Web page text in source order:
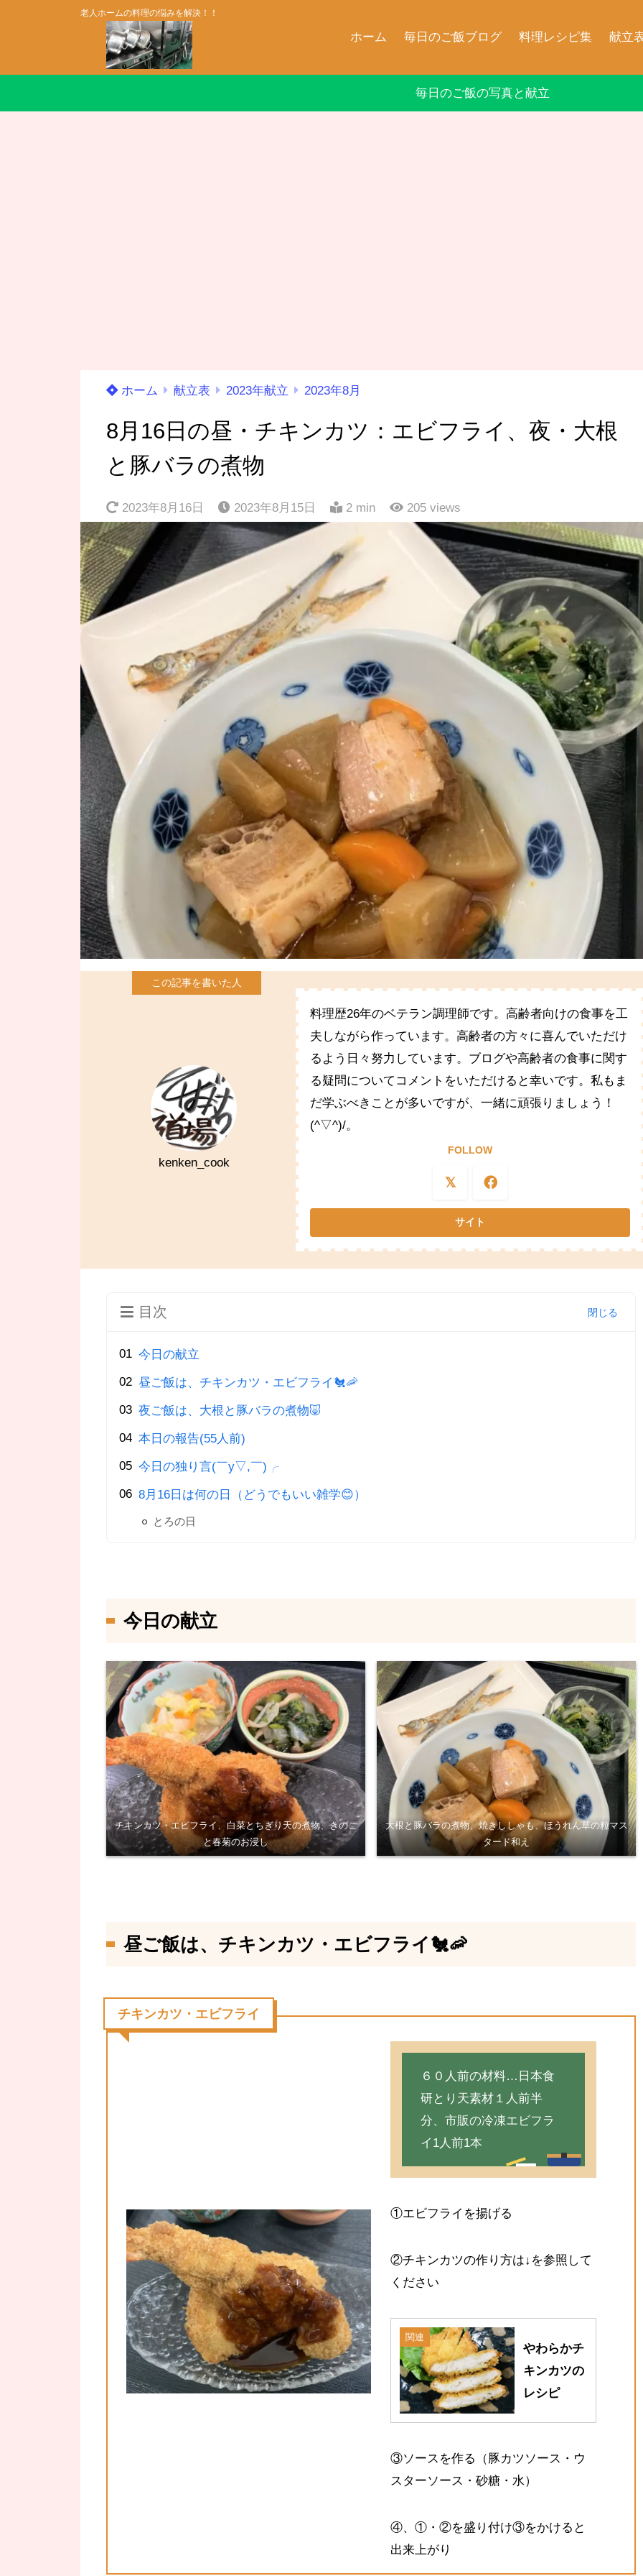
老人ホームの料理の悩みを解決！！
ホーム 毎日のご飯ブログ 料理レシピ集 献立
毎日のご飯の写真と献立
ホーム 献立表 2023年献立 2023年8月
8月16日の昼・チキンカツ：エビフライ、夜・大根
と豚バラの煮物
2023年8月16日 2023年8月15日 2 min 205 views
kenken_cook
料理歴26年のベテラン調理師です。高齢者向けの食事を工
夫しながら作っています。高齢者の方々に喜んでいただけ
るよう日々努力しています。ブログや高齢者の食事に関す
る疑問についてコメントをいただけると幸いです。私もま
だ学ぶべきことが多いですが、一緒に頑張りましょう！
(^▽^)/。
FOLLOW
目次
今日の献立
昼ご飯は、チキンカツ・エビフライ🐔🦐
夜ご飯は、大根と豚バラの煮物🐷
本日の報告(55人前)
今日の独り言(￣y▽,￣)╭
8月16日は何の日（どうでもいい雑学😊）
とろの日
今日の献立
チキンカツ・エビフライ、白菜とちぎり天の煮物、きのこ
と春菊のお浸し
大根と豚バラの煮物、焼きししゃも、ほうれん草の粒マス
タード和え
昼ご飯は、チキンカツ・エビフライ🐔🦐
チキンカツ・エビフライ
６０人前の材料…日本食
研とり天素材１人前半
分、市販の冷凍エビフラ
イ1人前1本
①エビフライを揚げる
②チキンカツの作り方は↓を参照して
ください
関連
やわらかチ
キンカツの
レシピ
③ソースを作る（豚カツソース・ウ
スターソース・砂糖・水）
④、①・②を盛り付け③をかけると
出来上がり